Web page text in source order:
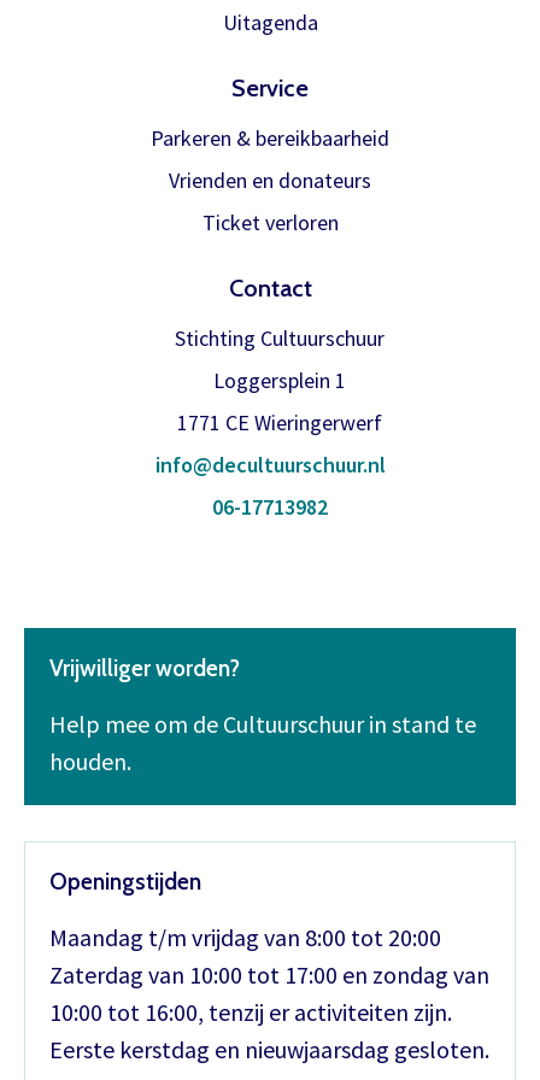
Uitagenda
Service
Parkeren & bereikbaarheid
Vrienden en donateurs
Ticket verloren
Contact
Stichting Cultuurschuur
Loggersplein 1
1771 CE Wieringerwerf
info@decultuurschuur.nl
06-17713982
Vrijwilliger worden?
Help mee om de Cultuurschuur in stand te
houden.
Openingstijden
Maandag t/m vrijdag van 8:00 tot 20:00
Zaterdag van 10:00 tot 17:00 en zondag van
10:00 tot 16:00, tenzij er activiteiten zijn.
Eerste kerstdag en nieuwjaarsdag gesloten.